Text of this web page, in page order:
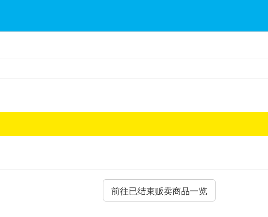
前往已结束贩卖商品一览